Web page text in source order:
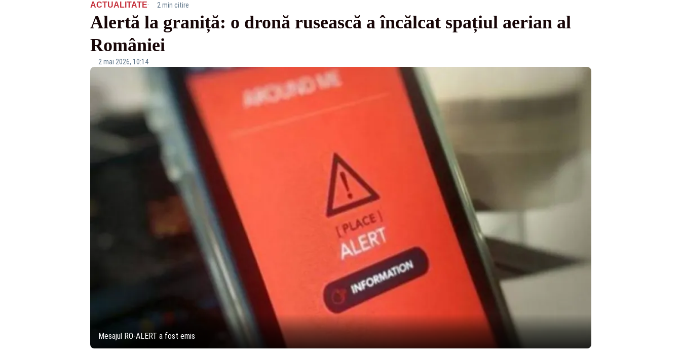
ACTUALITATE· 2 min citire
Alertă la graniță: o dronă rusească a încălcat spațiul aerian al
României
2 mai 2026, 10:14
Mesajul RO-ALERT a fost emis